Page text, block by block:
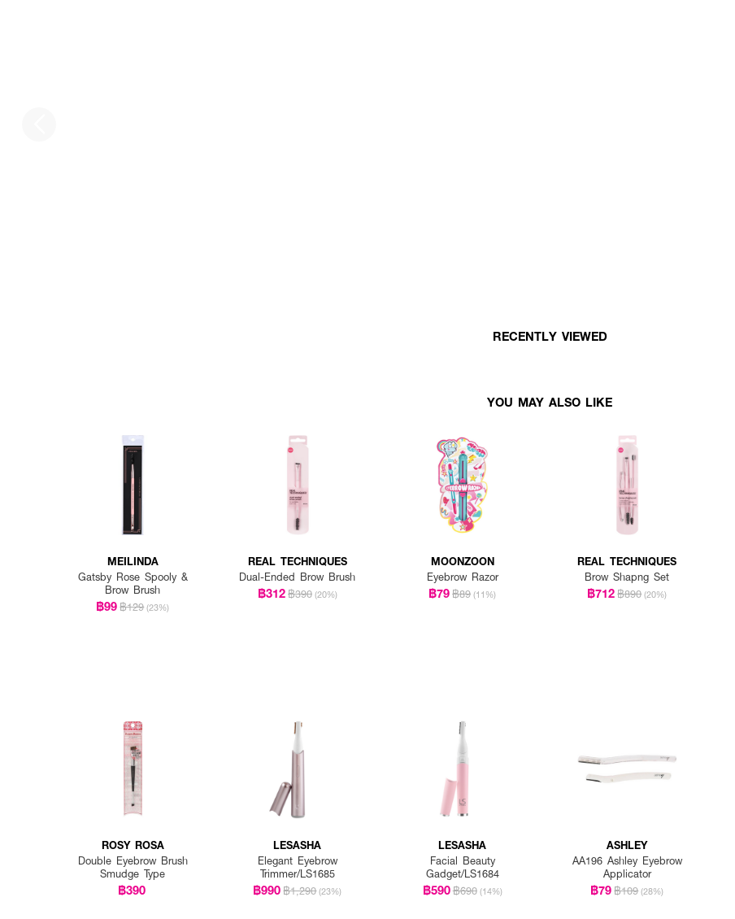
RECENTLY VIEWED
YOU MAY ALSO LIKE
MEILINDA
Gatsby Rose Spooly &
Brow Brush
฿99฿129 (23%)
REAL TECHNIQUES
Dual-Ended Brow Brush
฿312฿390 (20%)
MOONZOON
Eyebrow Razor
฿79฿89 (11%)
REAL TECHNIQUES
Brow Shapng Set
฿712฿890 (20%)
ROSY ROSA
Double Eyebrow Brush
Smudge Type
฿390
LESASHA
Elegant Eyebrow
Trimmer/LS1685
฿990฿1,290 (23%)
LESASHA
Facial Beauty
Gadget/LS1684
฿590฿690 (14%)
ASHLEY
AA196 Ashley Eyebrow
Applicator
฿79฿109 (28%)